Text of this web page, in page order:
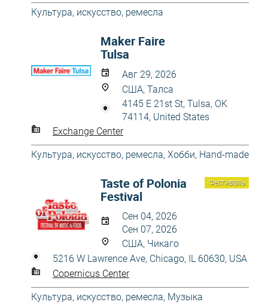
Культура, искусство, ремесла
Maker Faire
Tulsa
Авг 29, 2026
США, Талса
4145 E 21st St, Tulsa, OK
74114, United States
Exchange Center
Культура, искусство, ремесла, Хобби, Hand-made
Фестиваль
Taste of Polonia
Festival
Сен 04, 2026
Сен 07, 2026
США, Чикаго
5216 W Lawrence Ave, Chicago, IL 60630, USA
Copernicus Center
Культура, искусство, ремесла, Музыка